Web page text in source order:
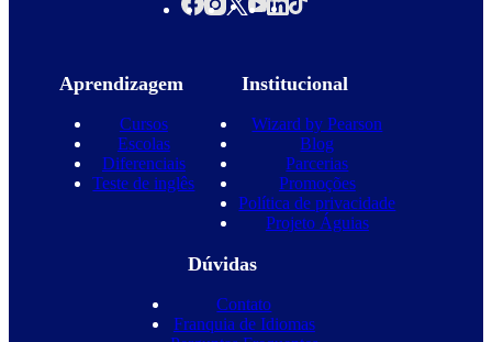
Aprendizagem
Cursos
Escolas
Diferenciais
Teste de inglês
Institucional
Wizard by Pearson
Blog
Parcerias
Promoções
Política de privacidade
Projeto Águias
Dúvidas
Contato
Franquia de Idiomas